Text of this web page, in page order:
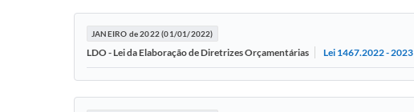
JANEIRO de 2022 (01/01/2022)
LDO - Lei da Elaboração de Diretrizes Orçamentárias Lei 1467.2022 - 2023